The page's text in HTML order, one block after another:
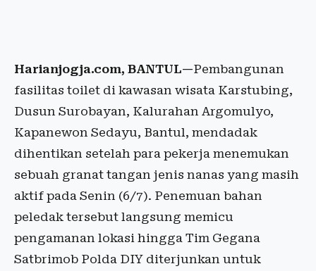
Harianjogja.com, BANTUL—Pembangunan
fasilitas toilet di kawasan wisata Karstubing,
Dusun Surobayan, Kalurahan Argomulyo,
Kapanewon Sedayu, Bantul, mendadak
dihentikan setelah para pekerja menemukan
sebuah granat tangan jenis nanas yang masih
aktif pada Senin (6/7). Penemuan bahan
peledak tersebut langsung memicu
pengamanan lokasi hingga Tim Gegana
Satbrimob Polda DIY diterjunkan untuk